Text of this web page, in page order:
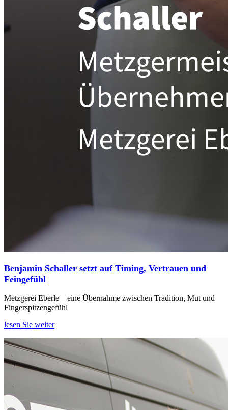
Benjamin Schaller setzt auf Timing, Vertrauen und
Feingefühl
Metzgerei Eberle – eine Übernahme zwischen Tradition, Mut und
Fingerspitzengefühl
lesen Sie weiter
Tracking‑ und Marketing‑Tags, insbesondere für Dienste
wie Google Ads Conversion Tracking. Bereits beim Aufruf
unserer Website wird Ihre IP‑Adresse an Google
übermittelt, wodurch eine Datenverarbeitung auch in den
USA stattfinden kann.
EXTERNE MEDIEN
Um Inhalte von Videoplattformen und Social Media
externen Medien Cookies gesetzt.